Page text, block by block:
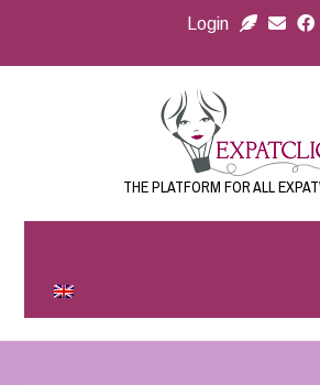
Login
THE PLATFORM FOR ALL